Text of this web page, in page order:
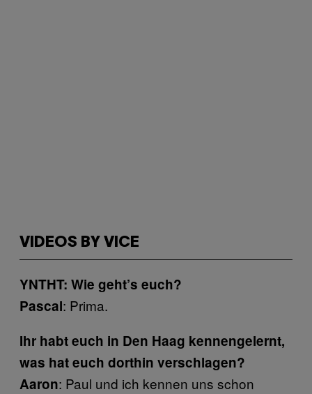
VIDEOS BY VICE
YNTHT: Wie geht’s euch?
Pascal: Prima.
Ihr habt euch in Den Haag kennengelernt,
was hat euch dorthin verschlagen?
Aaron: Paul und ich kennen uns schon